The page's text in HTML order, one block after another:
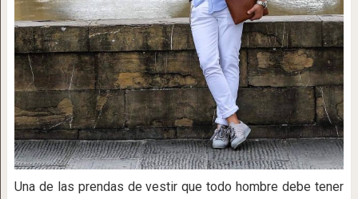
Una de las prendas de vestir que todo hombre debe tener